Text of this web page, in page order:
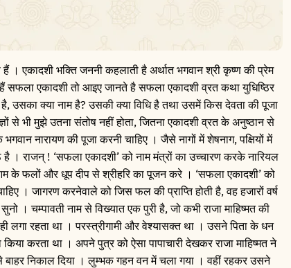
। एकादशी भक्ति जननी कहलाती है अर्थात भगवान श्री कृष्ण की प्रेम
सफला एकादशी तो आइए जानते है सफला एकादशी व्रत कथा युधिष्ठिर
है, उसका क्या नाम है? उसकी क्या विधि है तथा उसमें किस देवता की पूजा
से भी मुझे उतना संतोष नहीं होता, जितना एकादशी व्रत के अनुष्ठान से
नारायण की पूजा करनी चाहिए । जैसे नागों में शेषनाग, पक्षियों में
। राजन् ! ‘सफला एकादशी’ को नाम मंत्रों का उच्चारण करके नारियल
के फलों और धूप दीप से श्रीहरि का पूजन करे । ‘सफला एकादशी’ को
। जागरण करनेवाले को जिस फल की प्राप्ति होती है, वह हजारों वर्ष
। चम्पावती नाम से विख्यात एक पुरी है, जो कभी राजा माहिष्मत की
लगा रहता था । परस्त्रीगामी और वेश्यासक्त था । उसने पिता के धन
करता था । अपने पुत्र को ऐसा पापाचारी देखकर राजा माहिष्मत ने
निकाल दिया । लुम्भक गहन वन में चला गया । वहीं रहकर उसने